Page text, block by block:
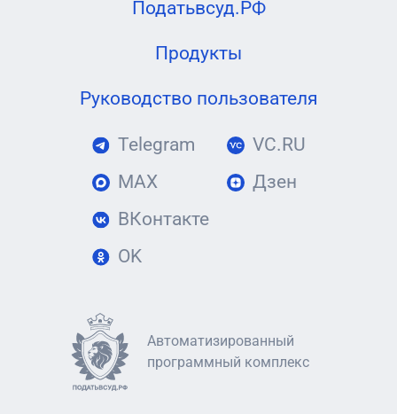
Податьвсуд.РФ
Продукты
Руководство пользователя
Telegram
MAX
ВКонтакте
OK
VC.RU
Дзен
Автоматизированный
программный комплекс